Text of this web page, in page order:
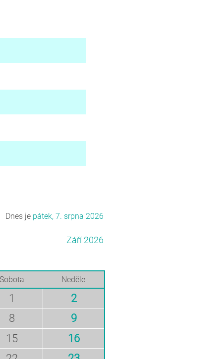
Dnes je pátek, 7. srpna 2026
Září 2026
Sobota Neděle
1
2
8
9
15
16